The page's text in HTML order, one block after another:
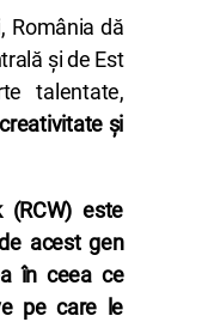
România dă
și de Est
talentate,
și
(RCW) este
acest gen
în ceea ce
pe care le